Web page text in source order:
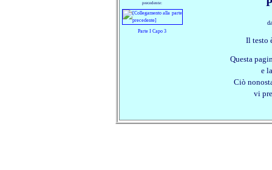
precedente:
Parte I Capo 3
Il testo
Questa
e
Ciò
vi